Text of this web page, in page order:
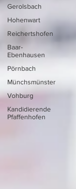
Gerolsbach
Hohenwart
Reichertshofen
Baar-
Ebenhausen
Pörnbach
Münchsmünster
Vohburg
Kandidierende
Pfaffenhofen